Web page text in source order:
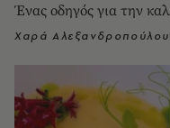
Ένας οδηγός για την
Χαρά Αλεξανδροπούλου